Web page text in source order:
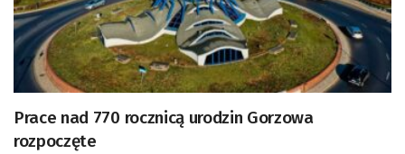
Prace nad 770 rocznicą urodzin Gorzowa
rozpoczęte